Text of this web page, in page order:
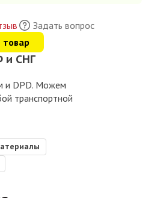
Задать вопрос
товар
и СНГ
и DPD. Можем
транспортной